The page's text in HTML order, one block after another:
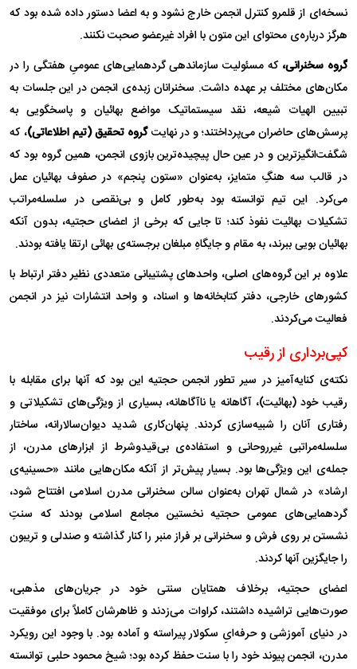
نسخه‌ای از قلمرو کنترل انجمن خارج نشود و به اعضا دستور داده شده بود که
هرگز درباره‌ی محتوای این متون با افراد غیرعضو صحبت نکنند.
گروه سخنرانی،که مسئولیت سازماندهی گردهمایی‌های عمومیِ هفتگی را در
مکان‌های مختلف بر عهده داشت. سخنرانان زبده‌ی انجمن در این جلسات به
تبیین الهیات شیعه، نقد سیستماتیک مواضع بهائیان و پاسخگویی به
پرسش‌های حاضران می‌پرداختند؛ و در نهایتگروه تحقیق (تیم اطلاعاتی)، که
شگفت‌انگیزترین و در عین حال پیچیده‌ترین بازوی انجمن، همین گروه بود که
در قالب سه هنگِ متمایز، به‌عنوان «ستون پنجم» در صفوف بهائیان عمل
می‌کرد. این تیم توانسته بود به‌طور کامل و بی‌نقصی در سلسله‌مراتب
تشکیلات بهائیت نفوذ کند؛ تا جایی که برخی از اعضای حجتیه، بدون آنکه
بهائیان بویی ببرند، به مقام و جایگاهِ مبلغان برجسته‌ی بهائی ارتقا یافته بودند.
علاوه بر این گروه‌های اصلی، واحد‌های پشتیبانی متعددی نظیر دفتر ارتباط با
کشور‌های خارجی، دفتر کتابخانه‌ها و اسناد، و واحد انتشارات نیز در انجمن
فعالیت می‌کردند.
کپی‌برداری از رقیب
نکته‌ی کنایه‌آمیز در سیر تطور انجمن حجتیه این بود که آنها برای مقابله با
رقیب خود (بهائیت)، آگاهانه یا ناآگاهانه، بسیاری از ویژگی‌های تشکیلاتی و
رفتاری آنان را شبیه‌سازی کردند. پنهان‌کاری شدید دیوان‌سالارانه، ساختار
سلسله‌مراتبی غیرروحانی و استفاده‌ی بی‌قیدوشرط از ابزار‌های مدرن، از
جمله‌ی این ویژگی‌ها بود. بسیار پیش‌تر از آنکه مکان‌هایی مانند «حسینیه‌ی
ارشاد» در شمال تهران به‌عنوان سالن سخنرانی مدرن اسلامی افتتاح شود،
گردهمایی‌های عمومی حجتیه نخستین مجامع اسلامی بودند که سنتِ
نشستن بر روی فرش و سخنرانی بر فراز منبر را کنار گذاشته و صندلی و تریبون
را جایگزین آنها کردند.
اعضای حجتیه، برخلاف همتایان سنتی خود در جریان‌های مذهبی،
صورت‌هایی تراشیده داشتند، کراوات می‌زدند و ظاهرشان کاملاً برای موفقیت
در دنیای آموزشی و حرفه‌ایِ سکولار پیراسته و آماده بود. با وجود این رویکرد
مدرن، انجمن پیوند خود را با سنت حفظ کرده بود؛ شیخ محمود حلبی توانسته